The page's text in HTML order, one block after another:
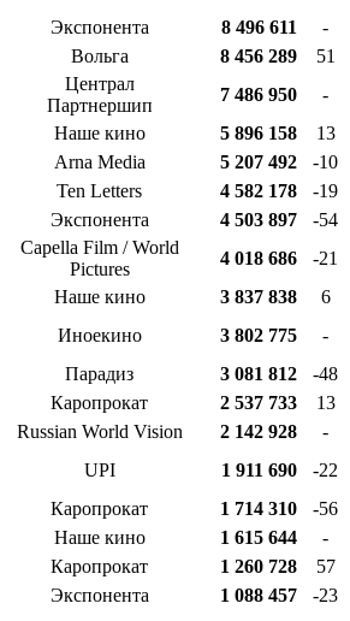
Экспонента 8 496 611 -
Вольга 8 456 289 51
Централ
Партнершип
7 486 950 -
Наше кино 5 896 158 13
Arna Media 5 207 492 -10
Ten Letters 4 582 178 -19
Экспонента 4 503 897 -54
Capella Film / World
Pictures
4 018 686 -21
Наше кино 3 837 838 6
Иноекино 3 802 775 -
Парадиз 3 081 812 -48
Каропрокат 2 537 733 13
Russian World Vision 2 142 928 -
UPI 1 911 690 -22
Каропрокат 1 714 310 -56
Наше кино 1 615 644 -
Каропрокат 1 260 728 57
Экспонента 1 088 457 -23